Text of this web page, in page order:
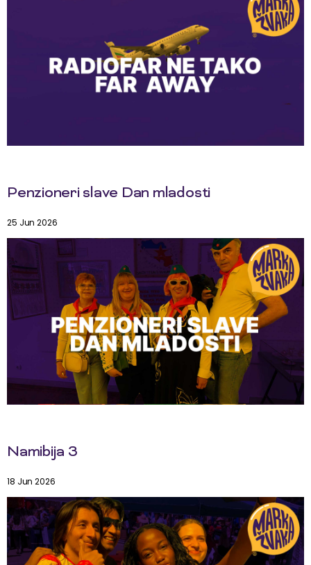
Penzioneri slave Dan mladosti
25 Jun 2026
Namibija 3
18 Jun 2026